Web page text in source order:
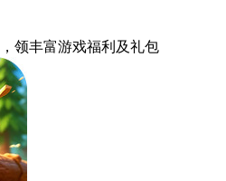
，领丰富游戏福利 及礼包